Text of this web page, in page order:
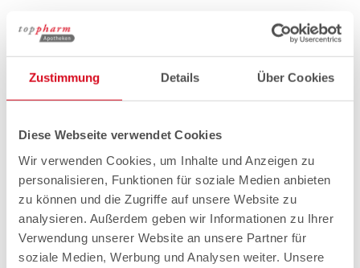
Zustimmung Details Über Cookies
Diese Webseite verwendet Cookies
Wir verwenden Cookies, um Inhalte und Anzeigen zu
personalisieren, Funktionen für soziale Medien anbieten
zu können und die Zugriffe auf unsere Website zu
analysieren. Außerdem geben wir Informationen zu Ihrer
Verwendung unserer Website an unsere Partner für
soziale Medien, Werbung und Analysen weiter. Unsere